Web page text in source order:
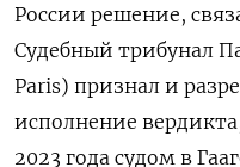
России решение,
Судебный трибунал
Paris) признал и
исполнение
2023 года судом в